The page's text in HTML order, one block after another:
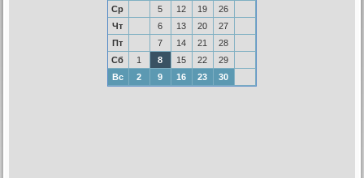
Ср
5 12 19
26
Чт
6 13 20
27
Пт
7 14 21
28
Сб
1 8 15 22
29
Вс
2 9 16 23 30